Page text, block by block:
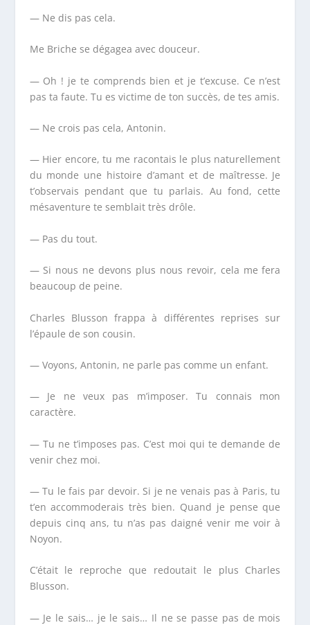
— Ne dis pas cela.
Me Briche se dégagea avec douceur.
— Oh ! je te comprends bien et je t’excuse. Ce n’est
pas ta faute. Tu es victime de ton succès, de tes amis.
— Ne crois pas cela, Antonin.
— Hier encore, tu me racontais le plus naturellement
du monde une histoire d’amant et de maîtresse. Je
t’observais pendant que tu parlais. Au fond, cette
mésaventure te semblait très drôle.
— Pas du tout.
— Si nous ne devons plus nous revoir, cela me fera
beaucoup de peine.
Charles Blusson frappa à différentes reprises sur
l’épaule de son cousin.
— Voyons, Antonin, ne parle pas comme un enfant.
— Je ne veux pas m’imposer. Tu connais mon
caractère.
— Tu ne t’imposes pas. C’est moi qui te demande de
venir chez moi.
— Tu le fais par devoir. Si je ne venais pas à Paris, tu
t’en accommoderais très bien. Quand je pense que
depuis cinq ans, tu n’as pas daigné venir me voir à
Noyon.
C’était le reproche que redoutait le plus Charles
Blusson.
— Je le sais… je le sais… Il ne se passe pas de mois